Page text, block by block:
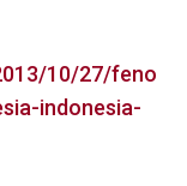
10/27/feno
indonesia-